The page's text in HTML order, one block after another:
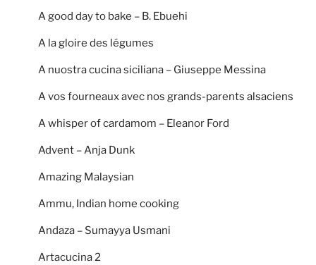
A good day to bake – B. Ebuehi
A la gloire des légumes
A nuostra cucina siciliana – Giuseppe Messina
A vos fourneaux avec nos grands-parents alsaciens
A whisper of cardamom – Eleanor Ford
Advent – Anja Dunk
Amazing Malaysian
Ammu, Indian home cooking
Andaza – Sumayya Usmani
Artacucina 2